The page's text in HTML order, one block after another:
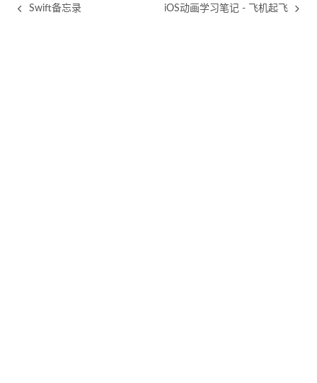
Swift备忘录 iOS动画学习笔记 - 飞机起飞